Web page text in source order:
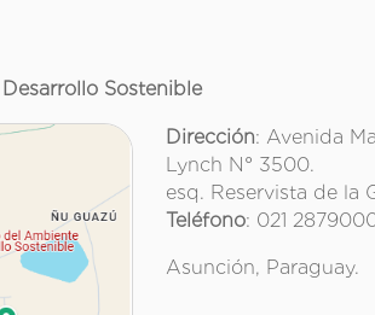
Sostenible
Dirección: Avenida
Lynch N° 3500.
esq. Reservista de la
Teléfono: 021
Asunción, Paraguay.